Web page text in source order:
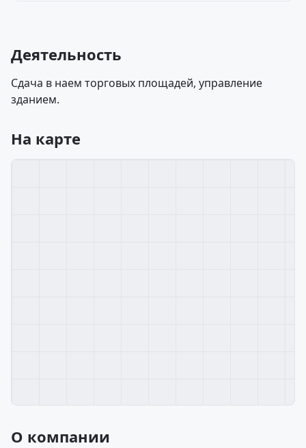
Деятельность
Сдача в наем торговых площадей, управление
зданием.
На карте
О компании